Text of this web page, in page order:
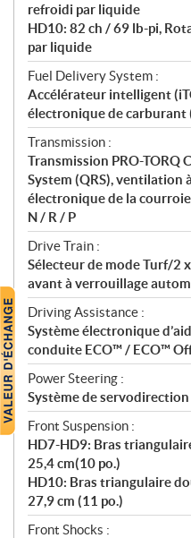
refroidi par liquide
HD10: 82 ch / 69 lb-pi,
par liquide
Fuel Delivery System :
Accélérateur intelligent
électronique de carburant
Transmission :
Transmission PRO-TORQ
System (QRS),
électronique de la
N / R / P
Drive Train :
Sélecteur de mode Turf/2
avant à verrouillage
Driving Assistance :
Système électronique
conduite ECO™ / ECO™
Power Steering :
Système de
Front Suspension :
HD7-HD9: Bras
25,4 cm(10 po.)
HD10: Bras triangulaire
27,9 cm (11 po.)
Front Shocks :